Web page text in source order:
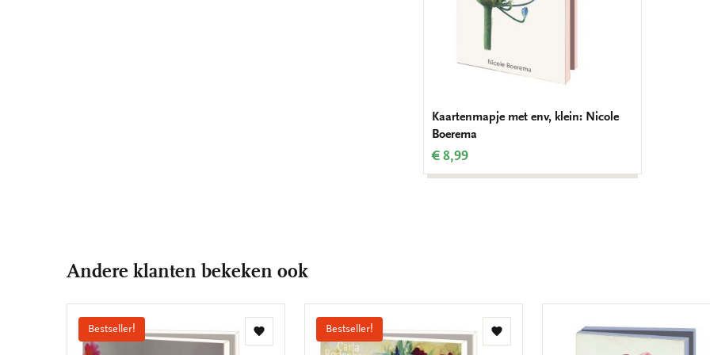
Kaartenmapje met env, klein: Nicole
Boerema
€ 8,99
Andere klanten bekeken ook
Bestseller!
Toevoegen
Bestseller!
Toevoegen